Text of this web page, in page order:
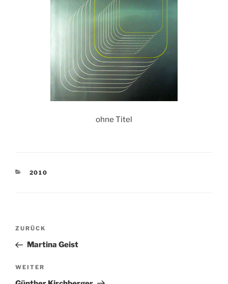
ohne Titel
KATEGORIEN
2010
Beitragsnavigation
Vorheriger
Beitrag
ZURÜCK
Martina Geist
Nächster
Beitrag
WEITER